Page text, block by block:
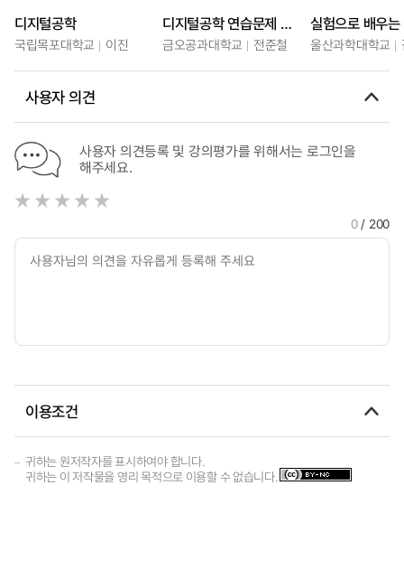
디지털공학
국립목포대학교 이진
디지털공학 연습문제 풀이
금오공과대학교 전준철 울산과학대학교
사용자 의견
사용자 의견등록 및 강의평가를 위해서는 로그인을
해주세요.
0/ 200
이용조건
귀하는 원저작자를 표시하여야 합니다.
귀하는 이 저작물을 영리 목적으로 이용할 수 없습니다.